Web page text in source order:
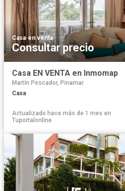
Casa·en venta
Consultar precio
Casa EN VENTA en Inmomap
Martín Pescador, Pinamar
Casa
Actualizado hace más de 1 mes en
Tuportalonline